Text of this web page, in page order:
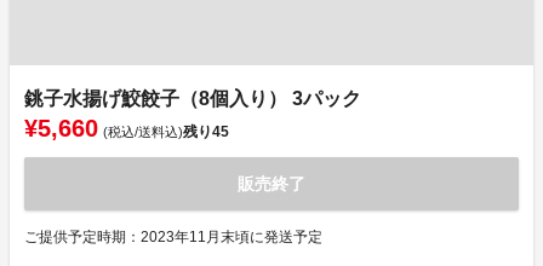
銚子水揚げ鮫餃子（8個入り） 3パック
¥5,660 (税込/送料込)残り45
販売終了
ご提供予定時期：2023年11月末頃に発送予定